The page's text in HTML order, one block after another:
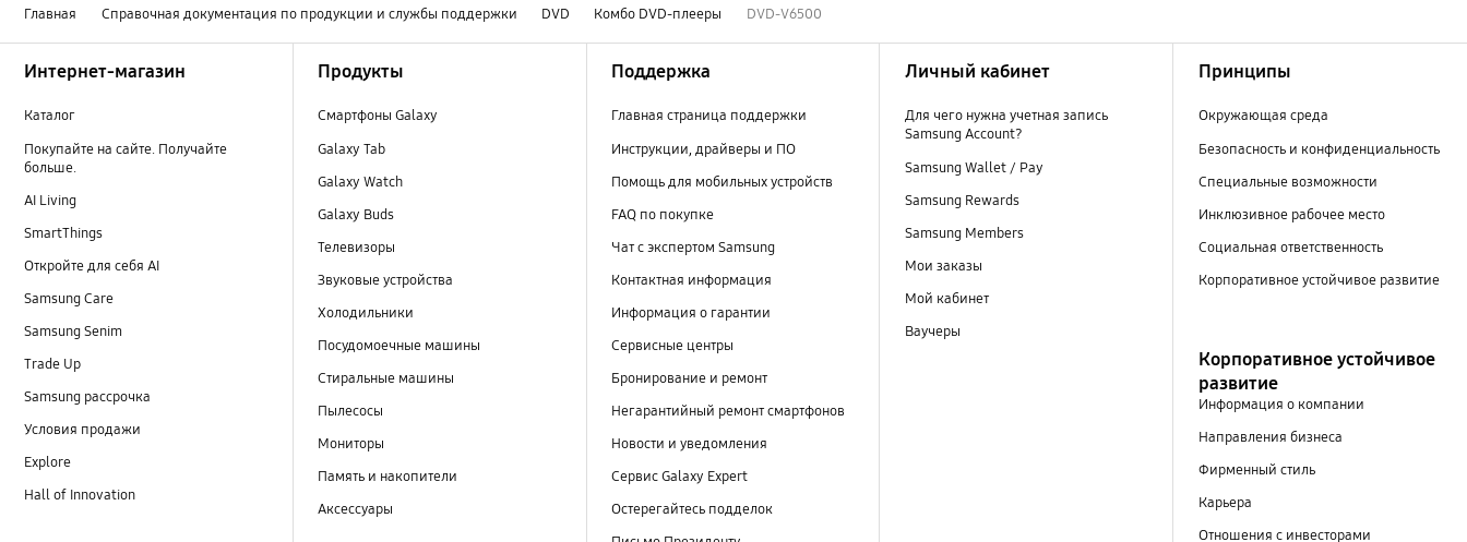
Главная Справочная документация по продукции и службы поддержки DVD Комбо DVD-плееры DVD-V6500
Интернет-магазин
Каталог
Покупайте на сайте. Получайте
больше.
AI Living
SmartThings
Откройте для себя AI
Samsung Care
Samsung Senim
Trade Up
Samsung рассрочка
Условия продажи
Explore
Hall of Innovation
Продукты
Смартфоны Galaxy
Galaxy Tab
Galaxy Watch
Galaxy Buds
Телевизоры
Звуковые устройства
Холодильники
Посудомоечные машины
Стиральные машины
Пылесосы
Мониторы
Память и накопители
Аксессуары
Поддержка
Главная страница поддержки
Инструкции, драйверы и ПО
Помощь для мобильных устройств
FAQ по покупке
Чат с экспертом Samsung
Контактная информация
Информация о гарантии
Сервисные центры
Бронирование и ремонт
Негарантийный ремонт смартфонов
Новости и уведомления
Сервис Galaxy Expert
Остерегайтесь подделок
Личный кабинет
Для чего нужна учетная запись
Samsung Account?
Samsung Wallet / Pay
Samsung Rewards
Samsung Members
Мои заказы
Мой кабинет
Ваучеры
Принципы
Окружающая среда
Безопасность и конфиденциальность
Специальные возможности
Инклюзивное рабочее место
Социальная ответственность
Корпоративное устойчивое развитие
Корпоративное устойчивое
развитие
Информация о компании
Направления бизнеса
Фирменный стиль
Карьера
Отношения с инвесторами